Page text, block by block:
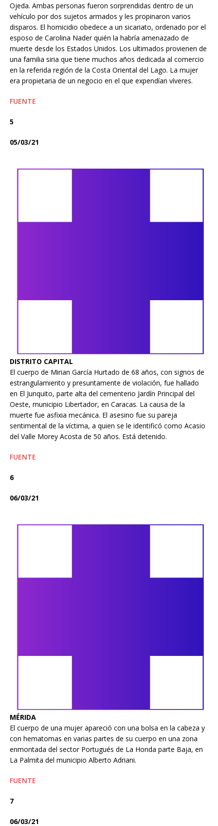
Ojeda. Ambas personas fueron sorprendidas dentro de un
vehículo por dos sujetos armados y les propinaron varios
disparos. El homicidio obedece a un sicariato, ordenado por el
esposo de Carolina Nader quién la habría amenazado de
muerte desde los Estados Unidos. Los ultimados provienen de
una familia siria que tiene muchos años dedicada al comercio
en la referida región de la Costa Oriental del Lago. La mujer
era propietaria de un negocio en el que expendían víveres.
FUENTE
5
05/03/21
DISTRITO CAPITAL
El cuerpo de Mirian García Hurtado de 68 años, con signos de
estrangulamiento y presuntamente de violación, fue hallado
en El Junquito, parte alta del cementerio Jardín Principal del
Oeste, municipio Libertador, en Caracas. La causa de la
muerte fue asfixia mecánica. El asesino fue su pareja
sentimental de la víctima, a quien se le identificó como Acasio
del Valle Morey Acosta de 50 años. Está detenido.
FUENTE
6
06/03/21
MÉRIDA
El cuerpo de una mujer apareció con una bolsa en la cabeza y
con hematomas en varias partes de su cuerpo en una zona
enmontada del sector Portugués de La Honda parte Baja, en
La Palmita del municipio Alberto Adriani.
FUENTE
7
06/03/21